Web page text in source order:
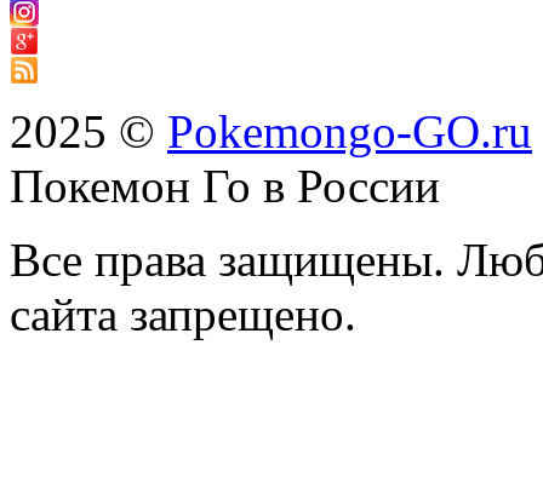
2025 © Pokemongo-GO.ru
Покемон Го в России
Все права защищены.
сайта запрещено.